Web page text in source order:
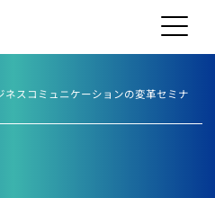
ネスコミュニケーションの変革セミナ